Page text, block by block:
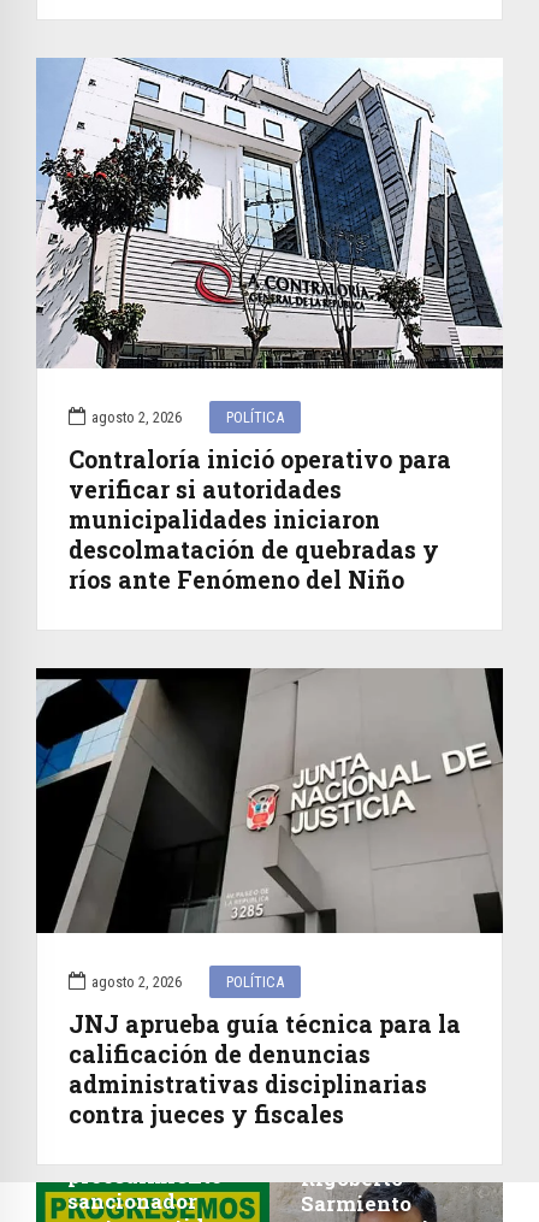
agosto 2, 2026 POLÍTICA
Contraloría inició operativo para
verificar si autoridades
municipalidades iniciaron
descolmatación de quebradas y
ríos ante Fenómeno del Niño
agosto 2, 2026 POLÍTICA
JNJ aprueba guía técnica para la
calificación de denuncias
administrativas disciplinarias
contra jueces y fiscales
Hugo Amanque Chaiña
agosto 5, 2026
Jurado
Electoral
procedimiento
sancionador
agosto 5, 2026
Rigoberto
Sarmiento